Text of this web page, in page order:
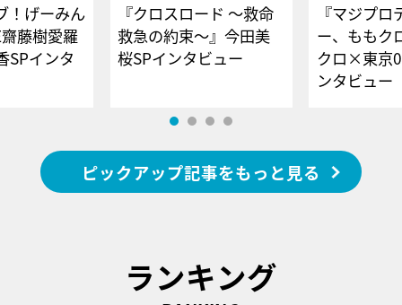
！げーみん
藤樹愛羅
SPインタ
『クロスロード ～救命
救急の約束～』今田美
桜SPインタビュー
『マジプロ
ー、ももク
クロ×東京
ンタビュー
ピックアップ記事をもっと見る
ランキング